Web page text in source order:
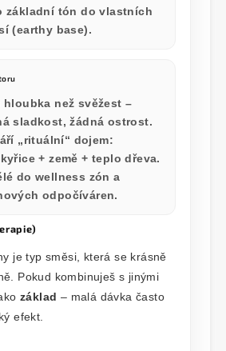
základní tón do vlastních
(earthy base).
hloubka než svěžest –
sladkost, žádná ostrost.
„rituální“ dojem:
+ země + teplo dřeva.
do wellness zón a
odpočíváren.
je typ směsi, která se krásně
Pokud kombinuješ s jinými
základ – malá dávka často
efekt.